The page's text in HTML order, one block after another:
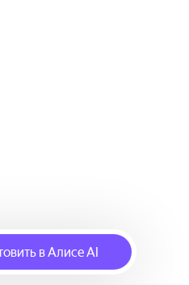
в Алисе AI